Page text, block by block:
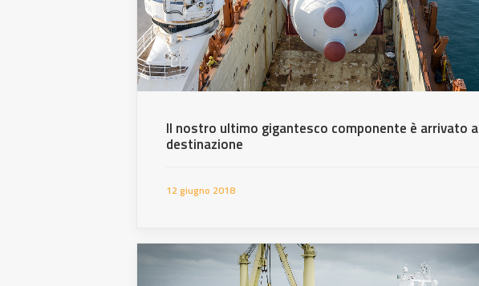
Il nostro ultimo gigantesco componente è arrivato a
destinazione
12 giugno 2018